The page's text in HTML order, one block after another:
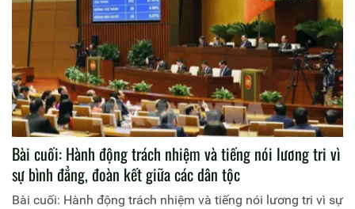
Bài cuối: Hành động trách nhiệm và tiếng nói lương tri vì
sự bình đẳng, đoàn kết giữa các dân tộc
Bài cuối: Hành động trách nhiệm và tiếng nói lương tri vì sự